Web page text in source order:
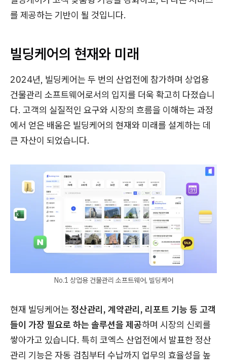
를 제공하는 기반이 될 것입니다.
빌딩케어의 현재와 미래
2024년, 빌딩케어는 두 번의 산업전에 참가하며 상업용
건물관리 소프트웨어로서의 입지를 더욱 확고히 다졌습니
다. 고객의 실질적인 요구와 시장의 흐름을 이해하는 과정
에서 얻은 배움은 빌딩케어의 현재와 미래를 설계하는 데
큰 자산이 되었습니다.
No.1 상업용 건물관리 소프트웨어, 빌딩케어
현재 빌딩케어는 정산관리, 계약관리, 리포트 기능 등 고객
들이 가장 필요로 하는 솔루션을 제공하며 시장의 신뢰를
쌓아가고 있습니다. 특히 코엑스 산업전에서 발표한 정산
관리 기능은 자동 검침부터 수납까지 업무의 효율성을 높